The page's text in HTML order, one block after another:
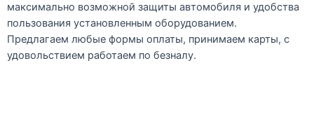
максимально возможной защиты автомобиля и удобства
пользования установленным оборудованием.
Предлагаем любые формы оплаты, принимаем карты, с
удовольствием работаем по безналу.